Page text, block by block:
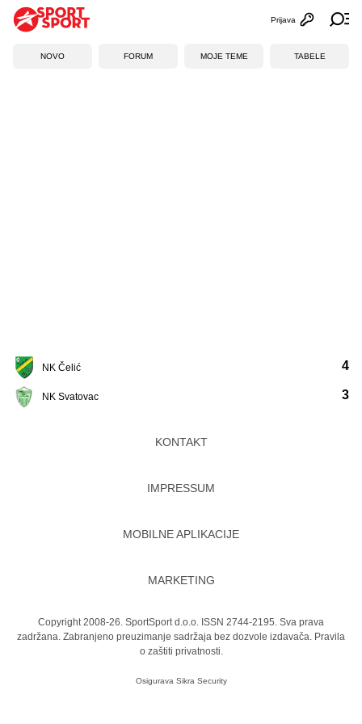
Otvori
Prijava
NOVO FORUM MOJE TEME TABELE
NK Čelić
NK Svatovac
4
3
KONTAKT
IMPRESSUM
MOBILNE APLIKACIJE
MARKETING
Copyright 2008-26. SportSport d.o.o. ISSN 2744-2195. Sva prava
zadržana. Zabranjeno preuzimanje sadržaja bez dozvole izdavača. Pravila
o zaštiti privatnosti.
Osigurava Sikra Security